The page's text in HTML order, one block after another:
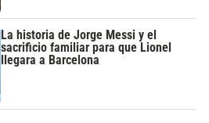
La historia de Jorge Messi y el
sacrificio familiar para que Lionel
llegara a Barcelona